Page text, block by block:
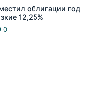
облигации под
12,25%
0